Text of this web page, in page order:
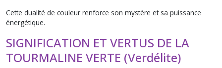
Cette dualité de couleur renforce son mystère et sa puissance
énergétique.
SIGNIFICATION ET VERTUS DE LA
TOURMALINE VERTE (Verdélite)